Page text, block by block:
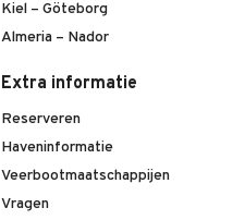
Kiel – Göteborg
Almeria – Nador
Extra informatie
Reserveren
Haveninformatie
Veerbootmaatschappijen
Vragen